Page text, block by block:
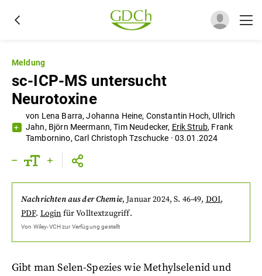
Meldung
sc-ICP-MS untersucht
Neurotoxine
von Lena Barra,Johanna Heine, Constantin Hoch, Ullrich
Jahn, Björn Meermann,Tim Neudecker, Erik Strub, Frank
Tambornino, Carl Christoph Tzschucke · 03.01.2024
Nachrichten aus der Chemie,Januar 2024, S. 46-49, DOI,
PDF. Login für Volltextzugriff.
Von Wiley-VCHzur Verfügung gestellt
Gibt man Selen-Spezies wie Methylselenid und